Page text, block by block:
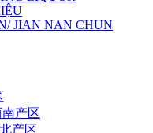
JIAN NAN CHUN
南产区
产区